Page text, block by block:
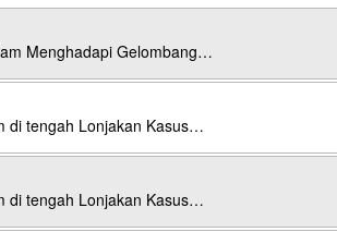
Menghadapi Gelombang…
di tengah Lonjakan Kasus…
di tengah Lonjakan Kasus…